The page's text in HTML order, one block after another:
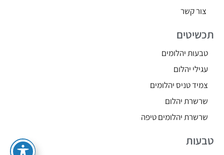
צור קשר
תכשיטים
טבעות יהלומים
עגילי יהלום
צמיד טניס יהלומים
שרשרת יהלום
שרשרת יהלומים טיפה
טבעות